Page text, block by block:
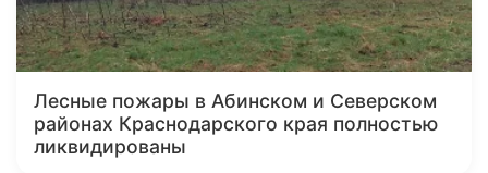
Лесные пожары в Абинском и Северском
районах Краснодарского края полностью
ликвидированы